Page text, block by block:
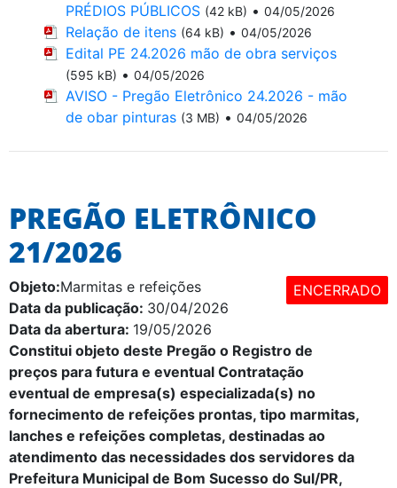
PRÉDIOS PÚBLICOS (42 kB) • 04/05/2026
Relação de itens (64 kB) • 04/05/2026
Edital PE 24.2026 mão de obra serviços
(595 kB) • 04/05/2026
AVISO - Pregão Eletrônico 24.2026 - mão
de obar pinturas (3 MB) • 04/05/2026
PREGÃO ELETRÔNICO
21/2026
ENCERRADO
Objeto:Marmitas e refeições
Data da publicação: 30/04/2026
Data da abertura: 19/05/2026
Constitui objeto deste Pregão o Registro de
preços para futura e eventual Contratação
eventual de empresa(s) especializada(s) no
fornecimento de refeições prontas, tipo marmitas,
lanches e refeições completas, destinadas ao
atendimento das necessidades dos servidores da
Prefeitura Municipal de Bom Sucesso do Sul/PR,